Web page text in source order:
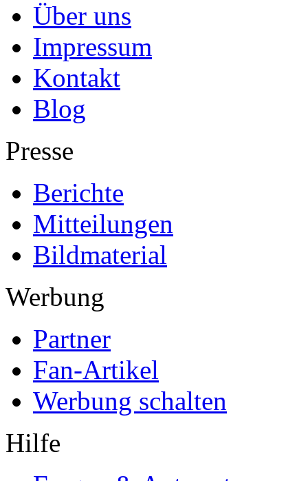
Über uns
Impressum
Kontakt
Blog
Presse
Berichte
Mitteilungen
Bildmaterial
Werbung
Partner
Fan-Artikel
Werbung schalten
Hilfe